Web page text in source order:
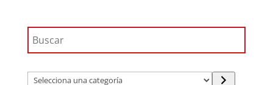
Selecciona